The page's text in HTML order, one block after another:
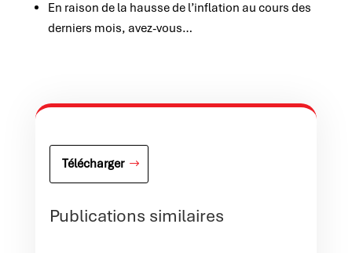
En raison de la hausse de l’inflation au cours des
derniers mois, avez-vous…
Télécharger
Publications similaires